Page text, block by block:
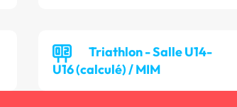
Triathlon - Salle U14-
U16 (calculé) / MIM